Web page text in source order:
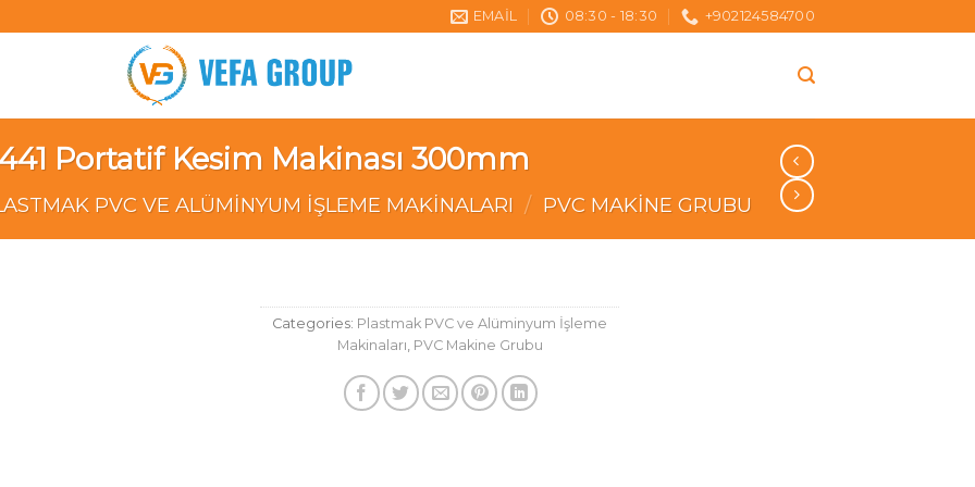
EMAIL 08:30 - 18:30 +902124584700
Portatif Kesim Makinası 300mm
PVC VE ALÜMINYUM İŞLEME MAKINALARI / PVC MAKINE GRUBU
Categories: Plastmak PVC ve Alüminyum İşleme
Makinaları PVC Makine Grubu